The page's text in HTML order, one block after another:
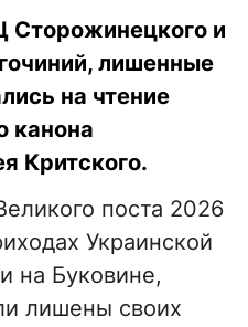
и
лишенные
на чтение
канона
Критского.
поста 2026
Украинской
на Буковине,
лишены своих